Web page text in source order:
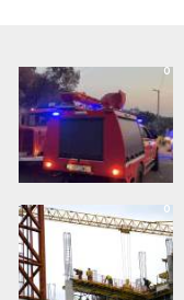
0
0